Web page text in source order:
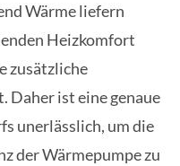
Wärme liefern
Heizkomfort
zusätzliche
Daher ist eine genaue
unerlässlich, um die
der Wärmepumpe zu